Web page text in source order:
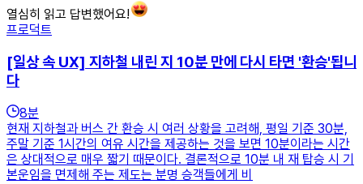
열심히 읽고 답변했어요!
프로덕트
[일상 속 UX] 지하철 내린 지 10분 만에 다시 타면 '환승'됩니
다
8분
현재 지하철과 버스 간 환승 시 여러 상황을 고려해, 평일 기준 30분,
주말 기준 1시간의 여유 시간을 제공하는 것을 보면 10분이라는 시간
은 상대적으로 매우 짧기 때문이다. 결론적으로 10분 내 재 탑승 시 기
본운임을 면제해 주는 제도는 분명 승객들에게 비